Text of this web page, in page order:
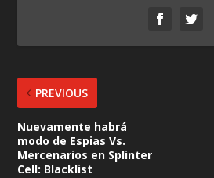
PREVIOUS
Nuevamente habrá
modo de Espias Vs.
Mercenarios en Splinter
Cell: Blacklist